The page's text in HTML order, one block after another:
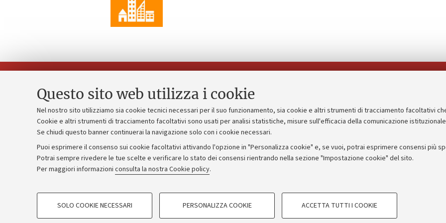
Questo sito web utilizza i cookie
Nel nostro sito utilizziamo sia cookie tecnici necessari per il suo funzionamento, sia cookie e altri strumenti di tracciamento facoltativi
Cookie e altri strumenti di tracciamento facoltativi sono usati per analisi statistiche, misure sull'efficacia della comunicazione
Se chiudi questo banner continuerai la navigazione solo con i cookie necessari.
Puoi esprimere il consenso sui cookie facoltativi attivando l'opzione in "Personalizza cookie" e, se vuoi, potrai esprimere consensi più
Potrai sempre rivedere le tue scelte e verificare lo stato dei consensi rientrando nella sezione "Impostazione cookie" del sito.
Per maggiori informazioni consulta la nostra Cookie policy.
COOKIE DI PROFILAZIONE - FACOLTATIVI COOKIE TECNICI - NECESSARI
SOLO COOKIE NECESSARI PERSONALIZZA COOKIE ACCETTA TUTTI I COOKIE
Contatti e PEC
Uffici dell'amministrazione generale
Lavora con noi
Alumni community
Piano strategico
Bilanci
Donazioni e 5x1000
Merchandising - UniboStore
Bandi, gare e concorsi
Amministrazione trasparente
©Copyright 2026 - ALMA MATER STUDIORUM - Università di Bologna - Via Zamboni,33 - 40126